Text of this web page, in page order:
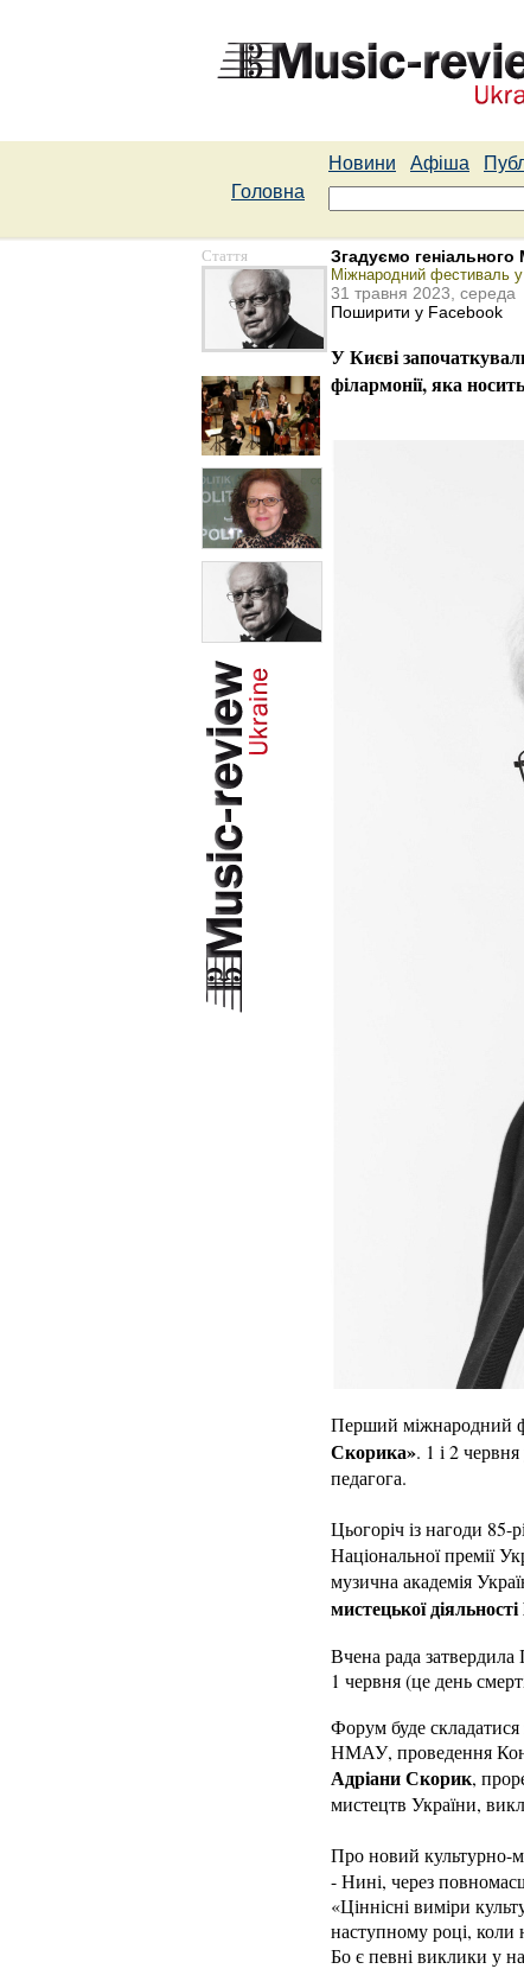
Новини Афіша
Головна
Стаття Згадуємо
Міжнародний фестиваль у
31 травня 2023, середа
Поширити у Facebook
У Києві
філармонії, яка
Перший міжнародний
Скорика». 1 і 2
педагога.
Цьогоріч із нагоди
Національної премії
музична академія
мистецької
Вчена рада
1 червня (це день
Форум буде
НМАУ, проведення
Адріани Скорик,
мистецтв України,
Про новий культурно-
- Нині, через
«Ціннісні виміри
наступному році, коли
Бо є певні виклики у